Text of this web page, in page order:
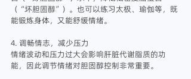
（“坏胆固醇”）。也可以练习太极、瑜伽等，既
能锻炼身体，又能舒缓情绪。
4. 调畅情志，减少压力
情绪波动和压力过大会影响肝脏代谢脂质的功
能，因此调节情绪对胆固醇控制非常重要。